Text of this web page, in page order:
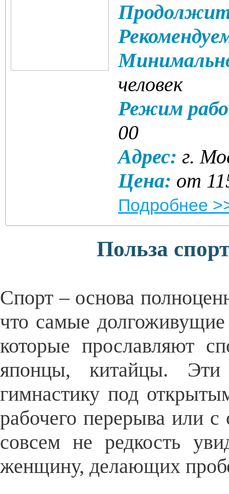
человек
Режим
00
Адрес: г.
Цена: от
Подробнее
Польза
Спорт – основа
что самые
которые прославляют
японцы, китайцы. Эти
гимнастику под
рабочего перерыва или
совсем не редкость
женщину, делающих